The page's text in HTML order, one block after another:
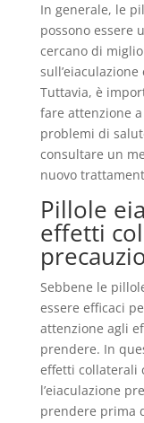
In generale, le
possono essere
cercano di
Tuttavia, è
fare attenzione
problemi di
consultare un
nuovo
Pillole
effetti
Sebbene le
essere efficaci
attenzione agli
prendere. In
effetti collaterali
l’eiaculazione
prendere prima